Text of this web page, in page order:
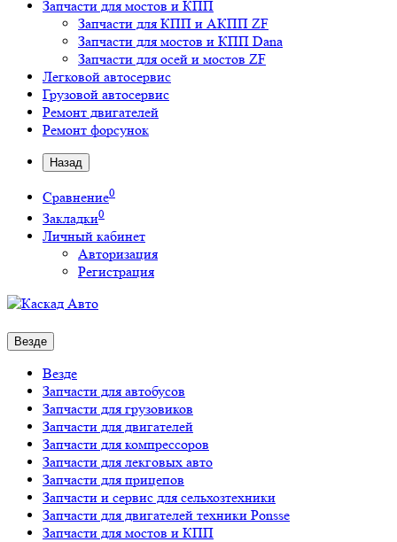
Запчасти для мостов и КПП
Запчасти для КПП и АКПП ZF
Запчасти для мостов и КПП Dana
Запчасти для осей и мостов ZF
Легковой автосервис
Грузовой автосервис
Ремонт двигателей
Ремонт форсунок
Назад
Сравнение0
Закладки0
Личный кабинет
Авторизация
Регистрация
Везде
Везде
Запчасти для автобусов
Запчасти для грузовиков
Запчасти для двигателей
Запчасти для компрессоров
Запчасти для лекговых авто
Запчасти для прицепов
Запчасти и сервис для сельхозтехники
Запчасти для двигателей техники Ponsse
Запчасти для мостов и КПП